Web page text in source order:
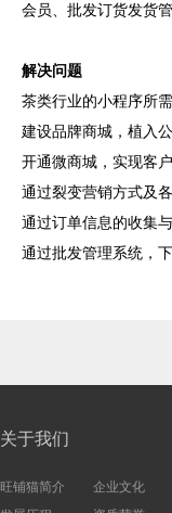
会员、批发订货发货
解决问题
茶类行业的小程序所
建设品牌商城，植入
开通微商城，实现客
通过裂变营销方式及
通过订单信息的收集
通过批发管理系统，
关于我们
旺铺猫简介
企业文化